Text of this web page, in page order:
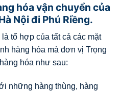
hóa vận chuyển của
Nội đi Phú Riềng.
tổ hợp của tất cả các mặt
hàng hóa mà đơn vị Trọng
hóa như sau:
những hàng thùng, hàng